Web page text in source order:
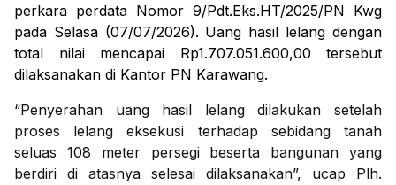
perkara perdata Nomor 9/Pdt.Eks.HT/2025/PN Kwg
pada Selasa (07/07/2026). Uang hasil lelang dengan
total nilai mencapai Rp1.707.051.600,00 tersebut
dilaksanakan di Kantor PN Karawang.
“Penyerahan uang hasil lelang dilakukan setelah
proses lelang eksekusi terhadap sebidang tanah
seluas 108 meter persegi beserta bangunan yang
berdiri di atasnya selesai dilaksanakan”, ucap Plh.